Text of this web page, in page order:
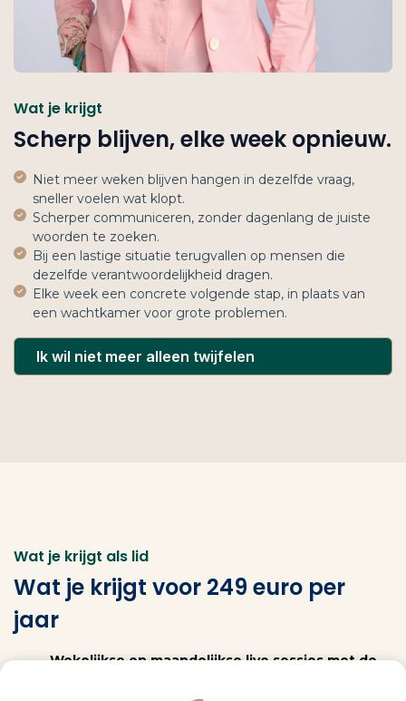
Wat je krijgt
Scherp blijven, elke week opnieuw.
Niet meer weken blijven hangen in dezelfde vraag,
sneller voelen wat klopt.
Scherper communiceren, zonder dagenlang de juiste
woorden te zoeken.
Bij een lastige situatie terugvallen op mensen die
dezelfde verantwoordelijkheid dragen.
Elke week een concrete volgende stap, in plaats van
een wachtkamer voor grote problemen.
Ik wil niet meer alleen twijfelen
Wat je krijgt als lid
Wat je krijgt voor 249 euro per
jaar
Wekelijkse en maandelijkse live sessies met de